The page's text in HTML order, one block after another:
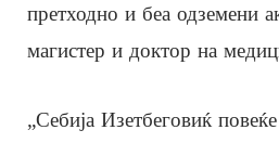
претходно и беа одземени
магистер и доктор на
„Себија Изетбеговиќ